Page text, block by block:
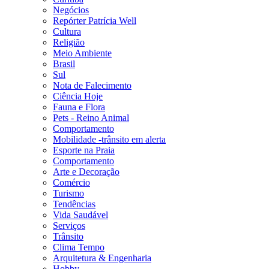
Negócios
Repórter Patrícia Well
Cultura
Religião
Meio Ambiente
Brasil
Sul
Nota de Falecimento
Ciência Hoje
Fauna e Flora
Pets - Reino Animal
Comportamento
Mobilidade -trânsito em alerta
Esporte na Praia
Comportamento
Arte e Decoração
Comércio
Turismo
Tendências
Vida Saudável
Serviços
Trânsito
Clima Tempo
Arquitetura & Engenharia